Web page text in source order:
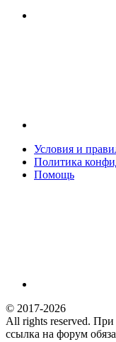
Условия и
Политика
Помощь
© 2017-2026
All rights reserved.
ссылка на форум